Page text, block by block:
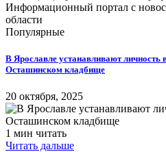
Информационный портал с
области
Популярные
В Ярославле устанавливают личность
Осташинском кладбище
20 октября, 2025
1 мин читать
Читать дальше